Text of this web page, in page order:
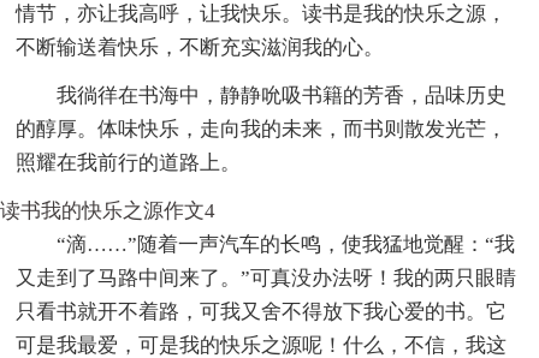
情节，亦让我高呼，让我快乐。读书是我的快乐之源，
不断输送着快乐，不断充实滋润我的心。
我徜徉在书海中，静静吮吸书籍的芳香，品味历史
的醇厚。体味快乐，走向我的未来，而书则散发光芒，
照耀在我前行的道路上。
读书我的快乐之源作文4
“滴……”随着一声汽车的长鸣，使我猛地觉醒：“我
又走到了马路中间来了。”可真没办法呀！我的两只眼睛
只看书就开不着路，可我又舍不得放下我心爱的书。它
可是我最爱，可是我的快乐之源呢！什么，不信，我这